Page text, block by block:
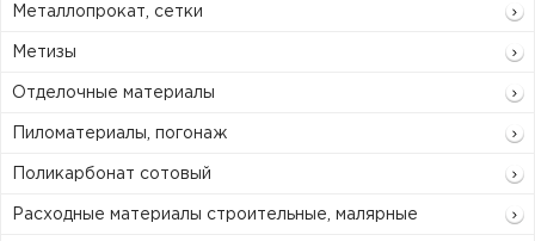
Металлопрокат, сетки
Метизы
Отделочные материалы
Пиломатериалы, погонаж
Поликарбонат сотовый
Расходные материалы строительные, малярные